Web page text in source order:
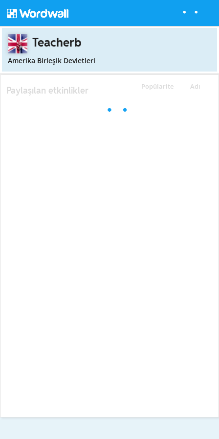
Teacherb
Amerika Birleşik Devletleri
Popülarite Adı
Paylaşılan etkinlikler